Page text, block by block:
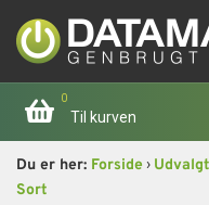
0
Til kurven
Forside
Du er her: Forside›
Sort